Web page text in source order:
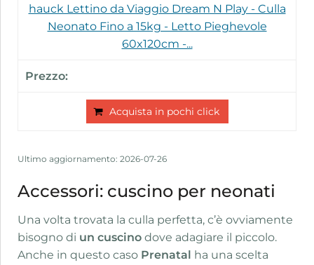
hauck Lettino da Viaggio Dream N Play - Culla
Neonato Fino a 15kg - Letto Pieghevole
60x120cm -...
Acquista in pochi click
Ultimo aggiornamento: 2026-07-26
Accessori: cuscino per neonati
Una volta trovata la culla perfetta, c’è ovviamente
bisogno di un cuscino dove adagiare il piccolo.
Anche in questo caso Prenatal
ha una scelta